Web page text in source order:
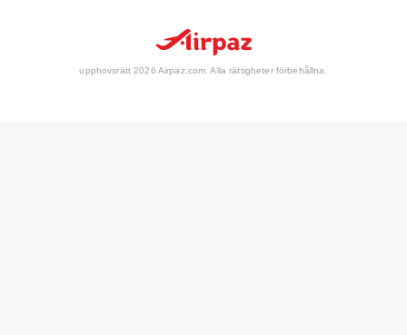
upphovsrätt 2026 Airpaz.com. Alla rättigheter förbehållna.